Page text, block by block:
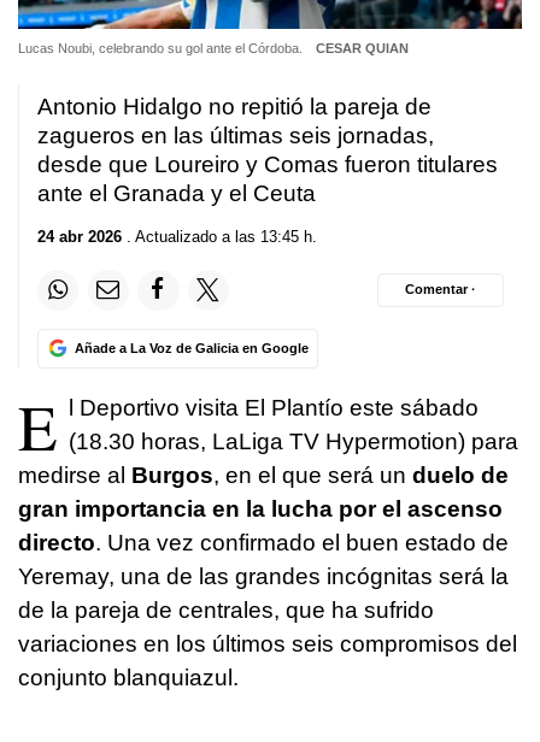
Lucas Noubi, celebrando su gol ante el Córdoba. CESAR QUIAN
Antonio Hidalgo no repitió la pareja de
zagueros en las últimas seis jornadas,
desde que Loureiro y Comas fueron titulares
ante el Granada y el Ceuta
24 abr 2026 . Actualizado a las 13:45 h.
Añade a La Voz de Galicia en Google
Comentar ·
E l Deportivo visita El Plantío este sábado
(18.30 horas, LaLiga TV Hypermotion) para
medirse al Burgos, en el que será un duelo de
gran importancia en la lucha por el ascenso
directo. Una vez confirmado el buen estado de
Yeremay, una de las grandes incógnitas será la
de la pareja de centrales, que ha sufrido
variaciones en los últimos seis compromisos del
conjunto blanquiazul.